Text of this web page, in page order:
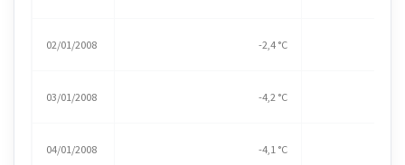
02/01/2008 -2,4 °C
03/01/2008 -4,2 °C
04/01/2008 -4,1 °C